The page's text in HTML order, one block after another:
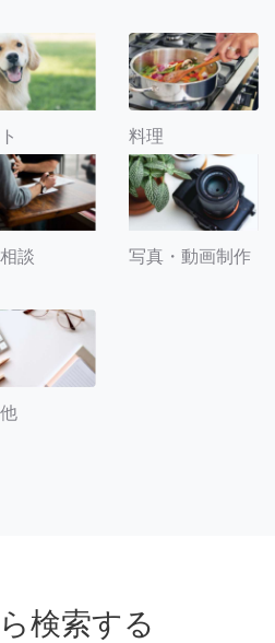
料理
談 写真・動画制作
検索する